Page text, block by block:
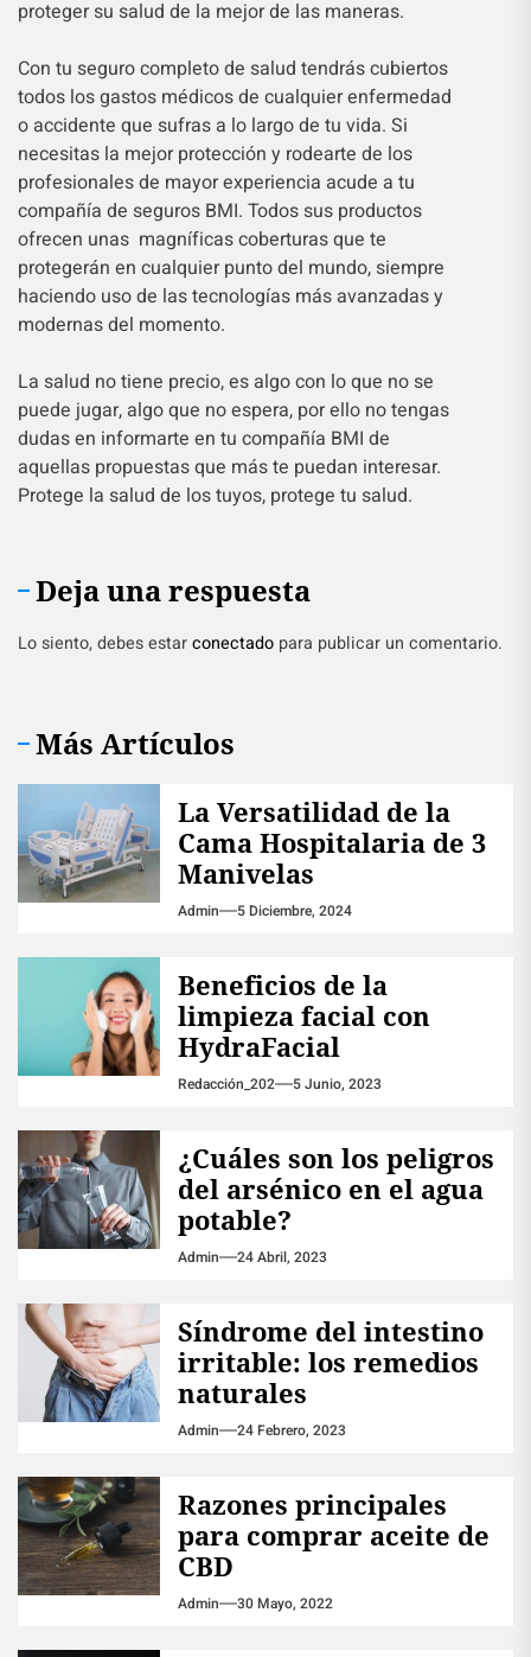
proteger su salud de la mejor de las maneras.
Con tu seguro completo de salud tendrás cubiertos
todos los gastos médicos de cualquier enfermedad
o accidente que sufras a lo largo de tu vida. Si
necesitas la mejor protección y rodearte de los
profesionales de mayor experiencia acude a tu
compañía de seguros BMI. Todos sus productos
ofrecen unas magníficas coberturas que te
protegerán en cualquier punto del mundo, siempre
haciendo uso de las tecnologías más avanzadas y
modernas del momento.
La salud no tiene precio, es algo con lo que no se
puede jugar, algo que no espera, por ello no tengas
dudas en informarte en tu compañía BMI de
aquellas propuestas que más te puedan interesar.
Protege la salud de los tuyos, protege tu salud.
Deja una respuesta
Lo siento, debes estarconectado para publicar un comentario.
Más Artículos
La Versatilidad de la
Cama Hospitalaria de 3
Manivelas
Admin 5 Diciembre, 2024
Beneficios de la
limpieza facial con
HydraFacial
Redacción_202 5 Junio, 2023
¿Cuáles son los peligros
del arsénico en el agua
potable?
Admin 24 Abril, 2023
Síndrome del intestino
irritable: los remedios
naturales
Admin 24 Febrero, 2023
Razones principales
para comprar aceite de
CBD
Admin 30 Mayo, 2022